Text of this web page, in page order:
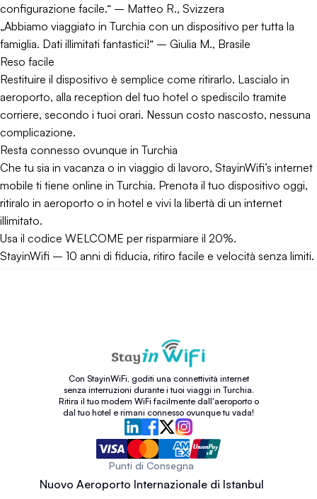
configurazione facile.“ – Matteo R., Svizzera
„Abbiamo viaggiato in Turchia con un dispositivo per tutta la
famiglia. Dati illimitati fantastici!“ – Giulia M., Brasile
Reso facile
Restituire il dispositivo è semplice come ritirarlo. Lascialo in
aeroporto, alla reception del tuo hotel o spediscilo tramite
corriere, secondo i tuoi orari. Nessun costo nascosto, nessuna
complicazione.
Resta connesso ovunque in Turchia
Che tu sia in vacanza o in viaggio di lavoro, StayinWifi’s internet
mobile ti tiene online in Turchia. Prenota il tuo dispositivo oggi,
ritiralo in aeroporto o in hotel e vivi la libertà di un internet
illimitato.
Usa il codice WELCOME per risparmiare il 20%.
StayinWifi – 10 anni di fiducia, ritiro facile e velocità senza limiti.
Con StayinWiFi, goditi una connettività internet
senza interruzioni durante i tuoi viaggi in Turchia.
Ritira il tuo modem WiFi facilmente dall'aeroporto o
dal tuo hotel e rimani connesso ovunque tu vada!
Punti di Consegna
Nuovo Aeroporto Internazionale di Istanbul